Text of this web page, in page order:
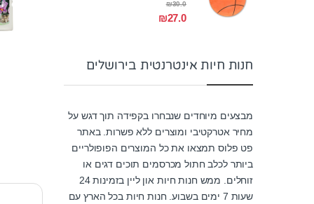
₪27.0
₪30.0
חנות חיות אינטרנטית בירושלים
מבצעים מיוחדים שנבחרו בקפידה תוך דגש על
מחיר אטרקטיבי ומוצרים ללא פשרות. באתר
פט פלוס תמצאו את כל המוצרים הפופולריים
ביותר לכלב חתול מכרסמים תוכים דגים או
זוחלים. ממש חנות חיות און ליין בזמינות 24
שעות 7 ימים בשבוע. חנות חיות בכל הארץ עם